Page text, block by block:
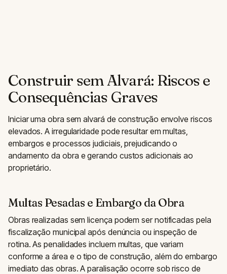
Construir sem Alvará: Riscos e
Consequências Graves
Iniciar uma obra sem alvará de construção envolve riscos
elevados. A irregularidade pode resultar em multas,
embargos e processos judiciais, prejudicando o
andamento da obra e gerando custos adicionais ao
proprietário.
Multas Pesadas e Embargo da Obra
Obras realizadas sem licença podem ser notificadas pela
fiscalização municipal após denúncia ou inspeção de
rotina. As penalidades incluem multas, que variam
conforme a área e o tipo de construção, além do embargo
imediato das obras. A paralisação ocorre sob risco de